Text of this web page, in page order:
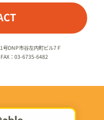
号DNP市谷左内町ビル7Ｆ
：03-6735-6482